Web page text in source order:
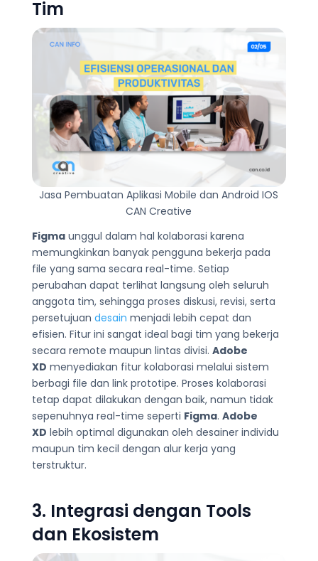
Tim
Jasa Pembuatan Aplikasi Mobile dan Android IOS
CAN Creative
Figmaunggul dalam hal kolaborasi karena
memungkinkan banyak pengguna bekerja pada
file yang sama secara real-time. Setiap
perubahan dapat terlihat langsung oleh seluruh
anggota tim, sehingga proses diskusi, revisi, serta
persetujuan desain menjadi lebih cepat dan
efisien. Fitur ini sangat ideal bagi tim yang bekerja
secara remote maupun lintas divisi. Adobe
XD menyediakan fitur kolaborasi melalui sistem
berbagi file dan link prototipe. Proses kolaborasi
tetap dapat dilakukan dengan baik, namun tidak
sepenuhnya real-time seperti Figma. Adobe
XD lebih optimal digunakan oleh desainer individu
maupun tim kecil dengan alur kerja yang
terstruktur.
3. Integrasi dengan Tools
dan Ekosistem